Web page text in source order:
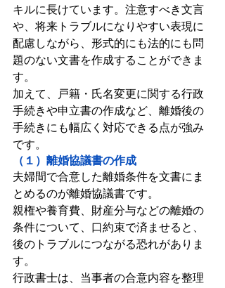
キルに長けています。注意すべき文言
や、将来トラブルになりやすい表現に
配慮しながら、形式的にも法的にも問
題のない文書を作成することができま
す。
加えて、戸籍・氏名変更に関する行政
手続きや申立書の作成など、離婚後の
手続きにも幅広く対応できる点が強み
です。
（１）離婚協議書の作成
夫婦間で合意した離婚条件を文書にま
とめるのが離婚協議書です。
親権や養育費、財産分与などの離婚の
条件について、口約束で済ませると、
後のトラブルにつながる恐れがありま
す。
行政書士は、当事者の合意内容を整理